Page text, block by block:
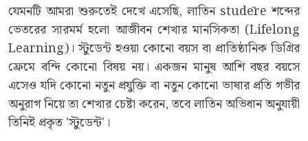
যেমনটি আমরা শুরুতেই দেখে এসেছি, লাতিন studēre শব্দের
ভেতরের সারমর্ম হলো আজীবন শেখার মানসিকতা (Lifelong
Learning)। স্টুডেন্ট হওয়া কোনো বয়স বা প্রাতিষ্ঠানিক ডিগ্রির
ফ্রেমে বন্দি কোনো বিষয় নয়। একজন মানুষ আশি বছর বয়সে
এসেও যদি কোনো নতুন প্রযুক্তি বা নতুন কোনো ভাষার প্রতি গভীর
অনুরাগ নিয়ে তা শেখার চেষ্টা করেন, তবে লাতিন অভিধান অনুযায়ী
তিনিই প্রকৃত 'স্টুডেন্ট'।